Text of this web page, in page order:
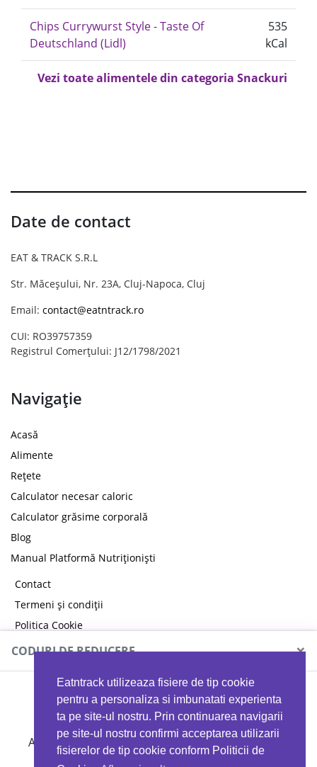
Eatntrack utilizeaza fisiere de tip cookie
pentru a personaliza si imbunatati experienta
ta pe site-ul nostru. Prin continuarea navigarii
pe site-ul nostru confirmi acceptarea utilizarii
fisierelor de tip cookie conform Politicii de
Chips Currywurst Style - Taste Of
Deutschland (Lidl)
535
kCal
Vezi toate alimentele din categoria Snackuri
Date de contact
EAT & TRACK S.R.L
Str. Măceșului, Nr. 23A, Cluj-Napoca, Cluj
Email: contact@eatntrack.ro
CUI: RO39757359
Registrul Comerțului: J12/1798/2021
Navigație
Acasă
Alimente
Rețete
Calculator necesar caloric
Calculator grăsime corporală
Blog
Manual Platformă Nutriționiști
Contact
Termeni și condiții
Politica Cookie
Politica de confidențialitate
CODURI DE REDUCERE ×
MYPROTEIN
Ai 40%reducere la orice comandă folosind codul
EATTRACK